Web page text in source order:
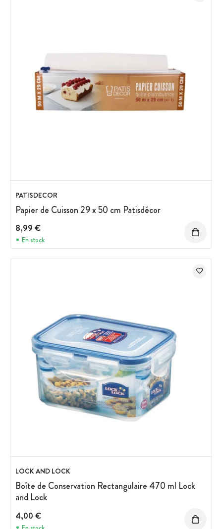
PATISDECOR
Papier de Cuisson 29 x 50 cm Patisdécor
8,99 €
En stock
LOCK AND LOCK
Boîte de Conservation Rectangulaire 470 ml Lock
and Lock
4,00 €